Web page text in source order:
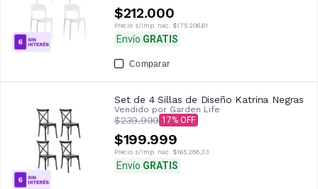
$212.000
Precio s/imp. nac. $175.206,61
Envío GRATIS
Comparar
Set de 4 Sillas de Diseño Katrina Negras
Vendido por Garden Life
$239.999 17
$199.999
Precio s/imp. nac. $165.288,33
Envío GRATIS